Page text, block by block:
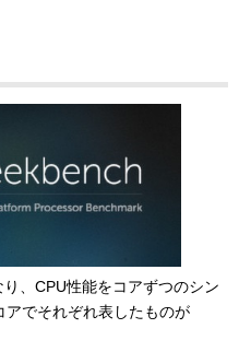
、CPU性能をコアずつのシン
アでそれぞれ表したものが